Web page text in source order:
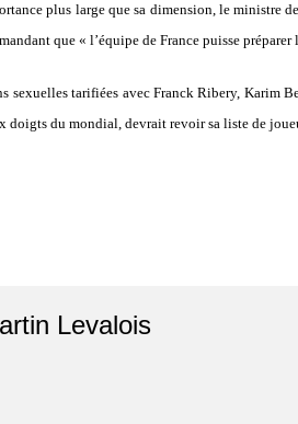
plus large que sa dimension, le
que « l’équipe de France puisse
tarifiées avec Franck Ribery, Karim
doigts du mondial, devrait revoir sa liste de
Levalois